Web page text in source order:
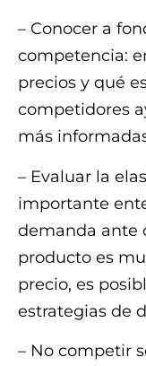
– Conocer a
competencia:
precios y qué
competidores
más
– Evaluar la
importante
demanda ante
producto es
precio, es
estrategias de
– No competir